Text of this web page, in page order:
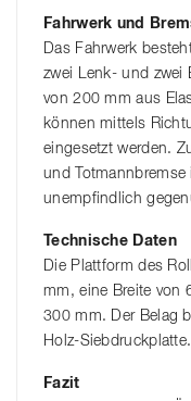
Fahrwerk und
Das Fahrwerk
zwei Lenk- und zwei
von 200 mm aus
können mittels
eingesetzt werden.
und
unempfindlich
Technische Daten
Die Plattform des
mm, eine Breite von
300 mm. Der Belag
Holz-Siebdruckplatte.
Fazit